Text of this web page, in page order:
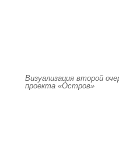
Визуализация второй
проекта «Остров»